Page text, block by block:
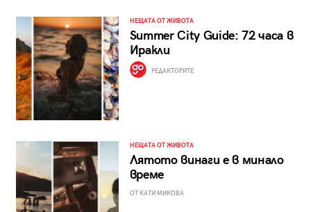
НЕЩАТА ОТ ЖИВОТА
Summer City Guide: 72 часа в
Иракли
РЕДАКТОРИТЕ
НЕЩАТА ОТ ЖИВОТА
Лятото винаги е в минало
време
ОТ КАТИ МИКОВА